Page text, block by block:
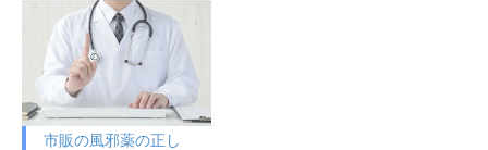
市販の風邪薬の正し